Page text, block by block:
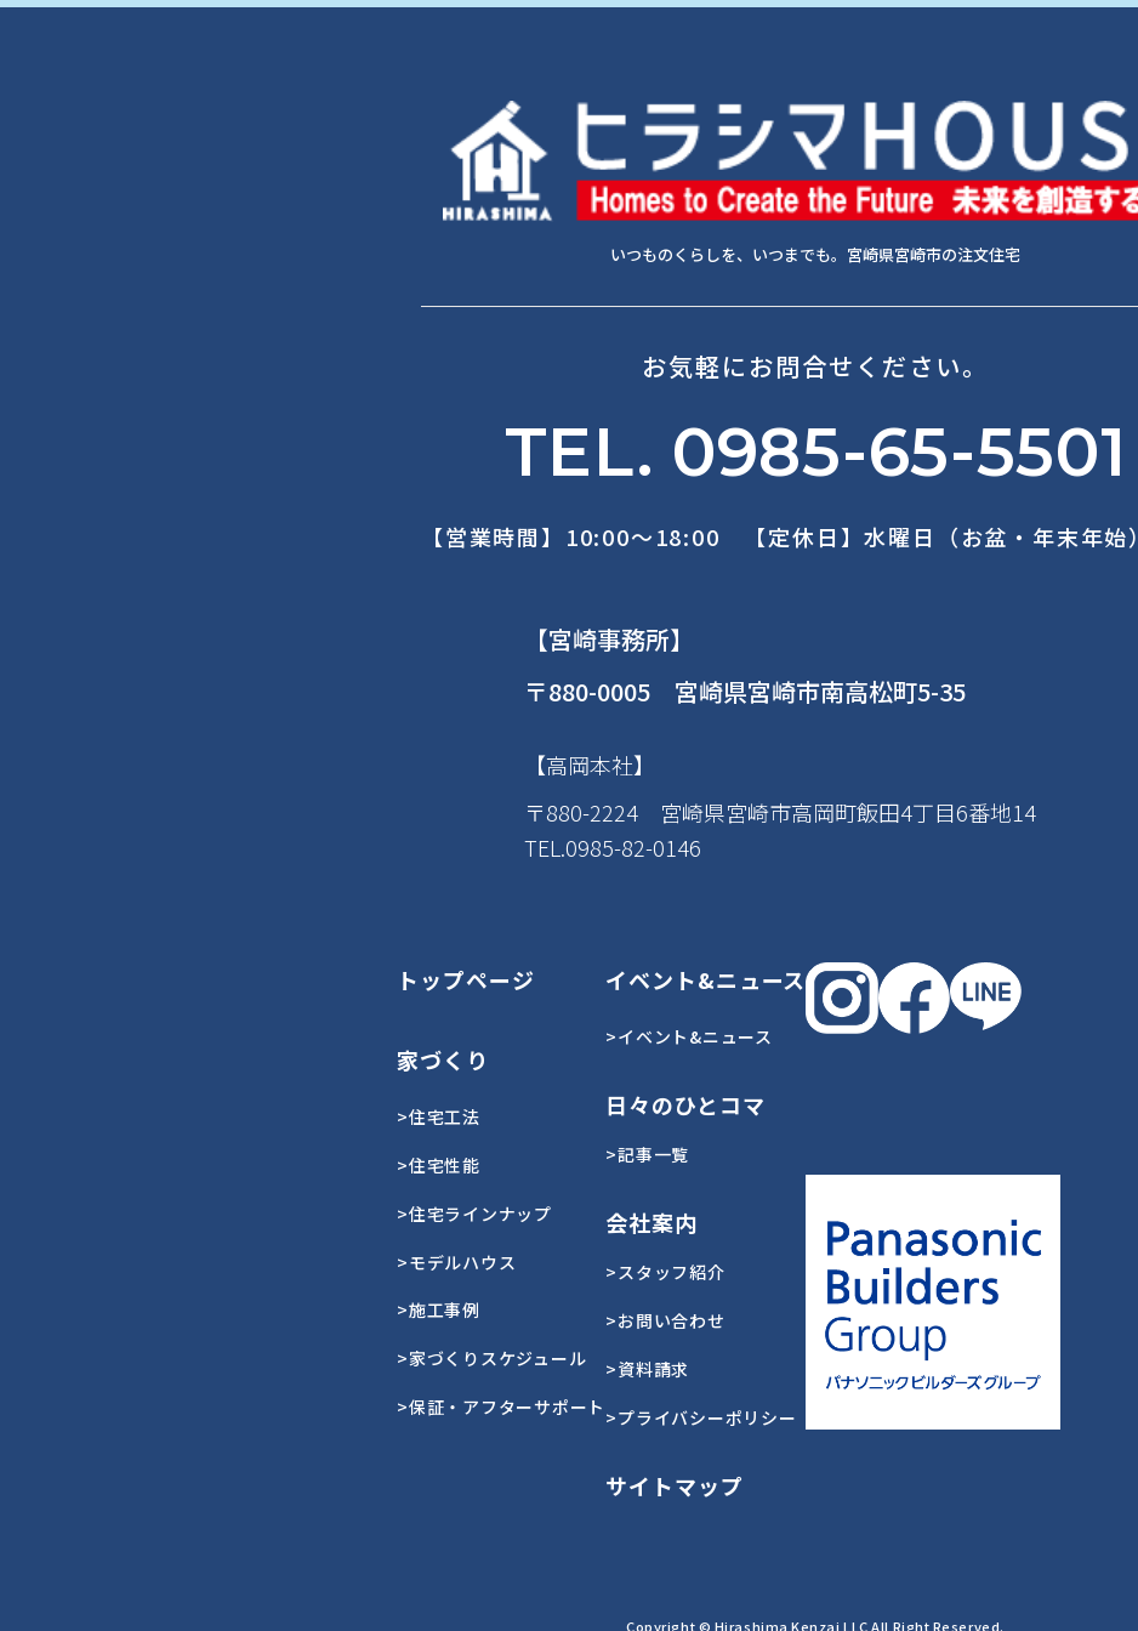
いつものくらしを、いつまでも。宮崎県宮崎市の注文住宅
お気軽にお問合せください。
TEL. 0985-65-5501
【営業時間】10:00～18:00 【定休日】水曜日（お盆・年末年始）
【宮崎事務所】
〒880-0005 宮崎県宮崎市南高松町5-35
【高岡本社】
〒880-2224 宮崎県宮崎市高岡町飯田4丁目6番地14
TEL.0985-82-0146
トップページ
家づくり
>住宅工法
>住宅性能
>住宅ラインナップ
>モデルハウス
>施工事例
>家づくりスケジュール
>保証・アフターサポート
イベント&ニュース
>イベント&ニュース
日々のひとコマ
>記事一覧
会社案内
>スタッフ紹介
>お問い合わせ
>資料請求
>プライバシーポリシー
サイトマップ
Copyright © Hirashima Kenzai LLC All Right Reserved.